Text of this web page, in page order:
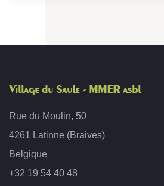
Village du Saule - MMER asbl
Rue du Moulin, 50
4261 Latinne (Braives)
Belgique
+32 19 54 40 48